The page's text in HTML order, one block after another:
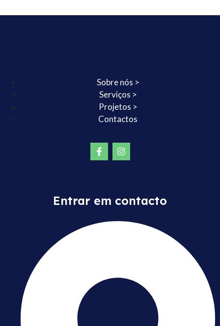
Sobre nós >
Serviços >
Projetos >
Contactos
Entrar em contacto